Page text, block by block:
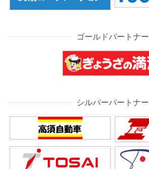
ゴールドパートナー
シルバーパートナー